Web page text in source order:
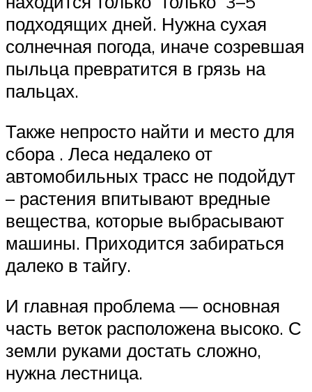
подходящих дней. Нужна сухая
солнечная погода, иначе созревшая
пыльца превратится в грязь на
пальцах.
Также непросто найти и место для
сбора . Леса недалеко от
автомобильных трасс не подойдут
– растения впитывают вредные
вещества, которые выбрасывают
машины. Приходится забираться
далеко в тайгу.
И главная проблема — основная
часть веток расположена высоко. С
земли руками достать сложно,
нужна лестница.